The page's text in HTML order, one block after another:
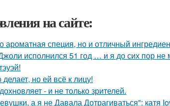
на сайте:
ароматная специя, но и отличный
исполнился 51 год … и я до сих пор не
но ей всё к лицу!
- и не только зрителей.
а я не Давала Дотрагиваться": катя